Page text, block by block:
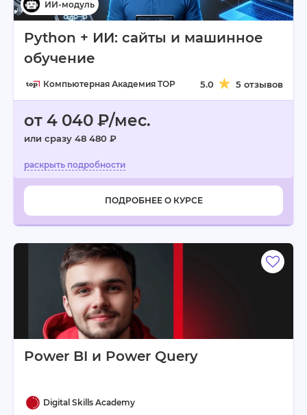
Python + ИИ: сайты и машинное
обучение
Компьютерная Академия TOP 5.0 5 отзывов
от 4 040 ₽/мес.
или сразу 48 480 ₽
ПОДРОБНЕЕ О КУРСЕ
Power BI и Power Query
Digital Skills Academy